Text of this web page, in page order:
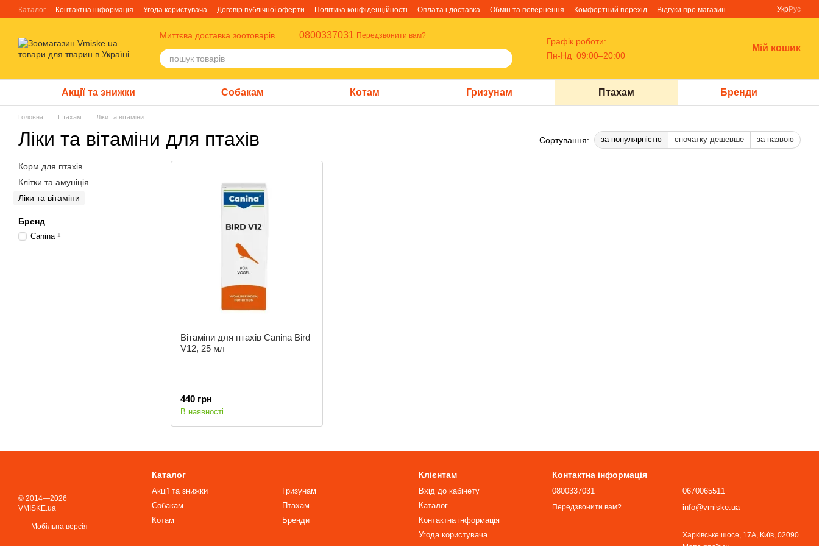
Перейти до основного контенту
Каталог Контактна інформація Угода користувача Договір публічної оферти Політика конфіденційності Оплата і доставка Обмін та повернення Комфортний перехід
Відгуки про магазин
УкрРус
Миттєва доставка зоотоварів 0800337031 Передзвонити вам?
Графік роботи:
Пн-Нд 09:00–20:00
Мій кошик
Акції та знижки Собакам Котам Гризунам Птахам Бренди
Головна Птахам Ліки та вітаміни
Ліки та вітаміни для птахів Сортування: за популярністю спочатку дешевше за назвою
Вітаміни для птахів Canina Bird
V12, 25 мл
440 грн
В наявності
Корм для птахів
Клітки та амуніція
Ліки та вітаміни
Бренд
Canina 1
© 2014—2026
VMISKE.ua
Мобільна версія
Каталог
Акції та знижки
Собакам
Котам
Гризунам
Птахам
Бренди
Клієнтам
Вхід до кабінету
Каталог
Контактна інформація
Угода користувача
Контактна інформація
0800337031
Передзвонити вам?
0670065511
info@vmiske.ua
Харківське шосе, 17А, Київ, 02090